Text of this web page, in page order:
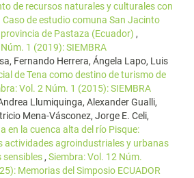
de recursos naturales y culturales con
de estudio comuna San Jacinto
de Pastaza (Ecuador) ,
1 (2019): SIEMBRA
Fernando Herrera, Ángela Lapo, Luis
de Tena como destino de turismo de
Vol. 2 Núm. 1 (2015): SIEMBRA
Llumiquinga, Alexander Gualli,
Mena-Vásconez, Jorge E. Celi,
en la cuenca alta del río Pisque:
actividades agroindustriales y urbanas
sensibles , Siembra: Vol. 12 Núm.
Memorias del Simposio ECUADOR